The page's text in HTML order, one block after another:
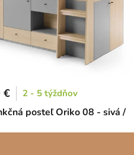
posteľ Oriko 08 - sivá /
€ 2 - 5 týždňov